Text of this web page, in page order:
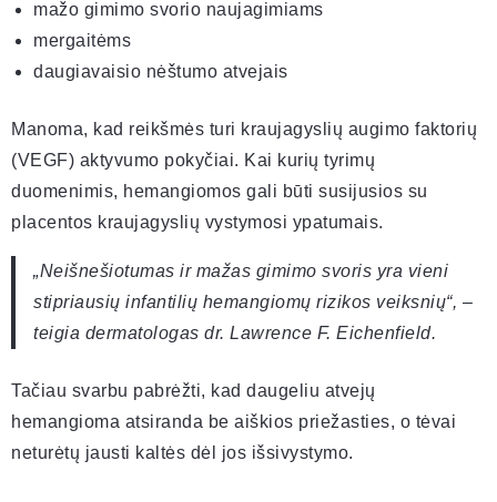
mažo gimimo svorio naujagimiams
mergaitėms
daugiavaisio nėštumo atvejais
Manoma, kad reikšmės turi kraujagyslių augimo faktorių
(VEGF) aktyvumo pokyčiai. Kai kurių tyrimų
duomenimis, hemangiomos gali būti susijusios su
placentos kraujagyslių vystymosi ypatumais.
„Neišnešiotumas ir mažas gimimo svoris yra vieni
stipriausių infantilių hemangiomų rizikos veiksnių“, –
teigia dermatologas dr. Lawrence F. Eichenfield.
Tačiau svarbu pabrėžti, kad daugeliu atvejų
hemangioma atsiranda be aiškios priežasties, o tėvai
neturėtų jausti kaltės dėl jos išsivystymo.